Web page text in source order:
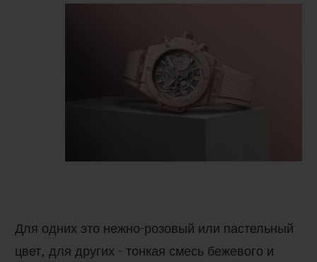
Для одних это нежно-розовый или пастельный
цвет, для других - тонкая смесь бежевого и